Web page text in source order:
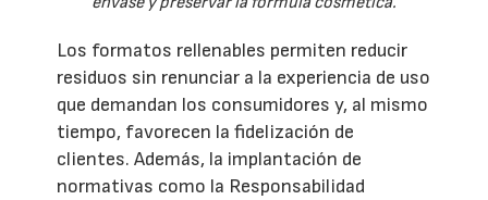
Los formatos rellenables permiten reducir
residuos sin renunciar a la experiencia de uso
que demandan los consumidores y, al mismo
tiempo, favorecen la fidelización de
clientes. Además, la implantación de
normativas como la Responsabilidad